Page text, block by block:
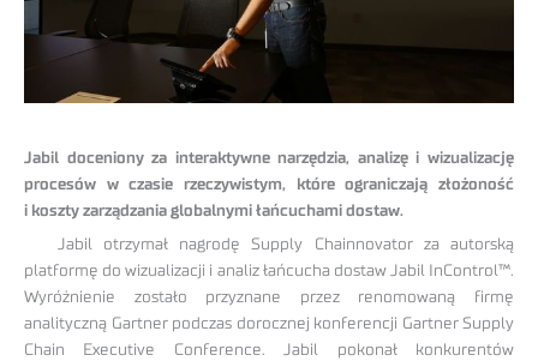
Jabil doceniony za interaktywne narzędzia, analizę i wizualizację
procesów w czasie rzeczywistym, które ograniczają złożoność
i koszty zarządzania globalnymi łańcuchami dostaw.
Jabil otrzymał nagrodę Supply Chainnovator za autorską
platformę do wizualizacji i analiz łańcucha dostaw Jabil InControl™.
Wyróżnienie zostało przyznane przez renomowaną firmę
analityczną Gartner podczas dorocznej konferencji Gartner Supply
Chain Executive Conference. Jabil pokonał konkurentów